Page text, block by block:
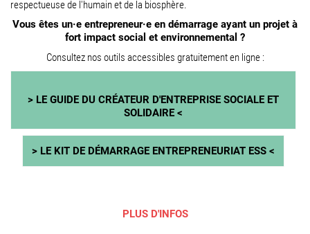
respectueuse de l'humain et de la biosphère.
Vous êtes un·e entrepreneur·e en démarrage ayant un projet à
fort impact social et environnemental ?
Consultez nos outils accessibles gratuitement en ligne :
> LE GUIDE DU CRÉATEUR D'ENTREPRISE SOCIALE ET
SOLIDAIRE <
> LE KIT DE DÉMARRAGE ENTREPRENEURIAT ESS <
PLUS D'INFOS